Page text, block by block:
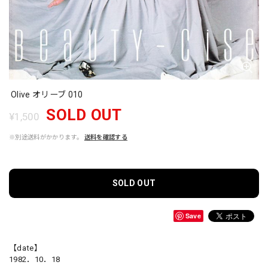
Olive オリーブ 010
¥1,500 SOLD OUT
※別途送料がかかります。 送料を確認する
SOLD OUT
Save
【date】
1982．10．18